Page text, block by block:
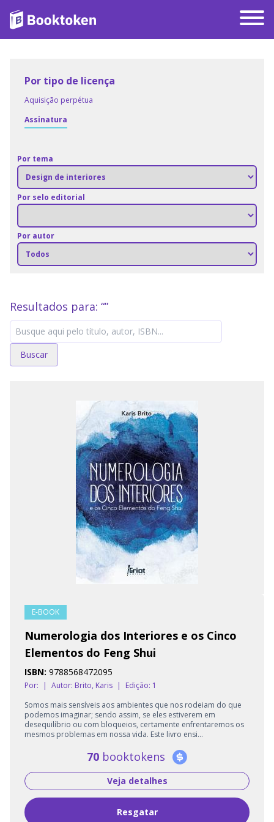
Por tipo de licença
Aquisição perpétua
Assinatura
Por tema
Por selo editorial
Por autor
Resultados para: “”
Buscar
E-BOOK
Numerologia dos Interiores e os Cinco
Elementos do Feng Shui
ISBN: 9788568472095
Por: | Autor: Brito, Karis |
Edição: 1
Somos mais sensíveis aos ambientes que nos rodeiam do que
podemos imaginar; sendo assim, se eles estiverem em
desequilíbrio ou com bloqueios, certamente enfrentaremos os
mesmos problemas em nossa vida. Este livro ensi...
70 booktokens
Veja detalhes
Resgatar